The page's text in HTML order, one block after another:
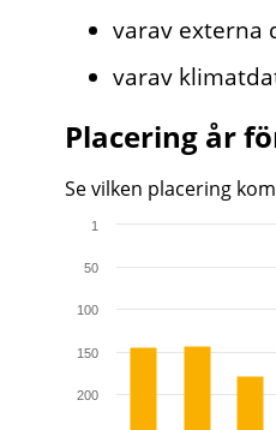
varav externa
varav
Placering år
Se vilken placering
The chart has 1 Y
1
50
100
150
200